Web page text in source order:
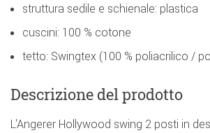
struttura sedile e schienale: plastica
cuscini: 100 % cotone
tetto: Swingtex (100 % poliacrilico /
Descrizione del prodotto
L'Angerer Hollywood swing 2 posti in